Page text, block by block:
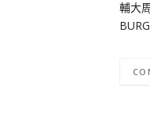
輔大